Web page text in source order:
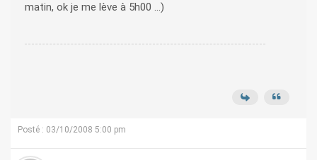
matin, ok je me lève à 5h00 ...)
Posté : 03/10/2008 5:00 pm